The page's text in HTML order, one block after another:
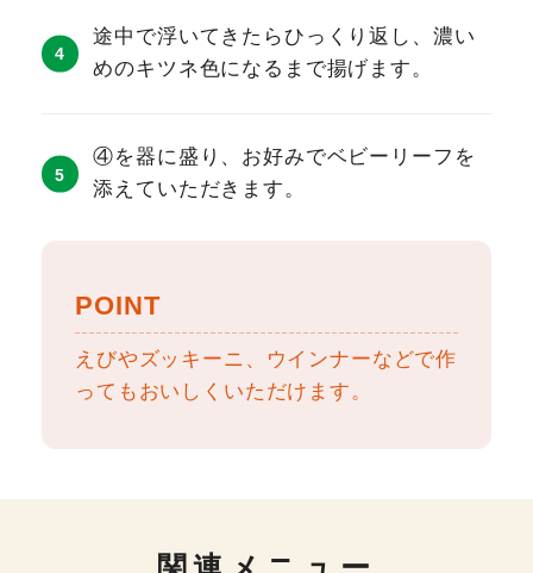
途中で浮いてきたらひっくり返し、濃い
めのキツネ色になるまで揚げます。
④を器に盛り、お好みでベビーリーフを
添えていただきます。
POINT
えびやズッキーニ、ウインナーなどで作
ってもおいしくいただけます。